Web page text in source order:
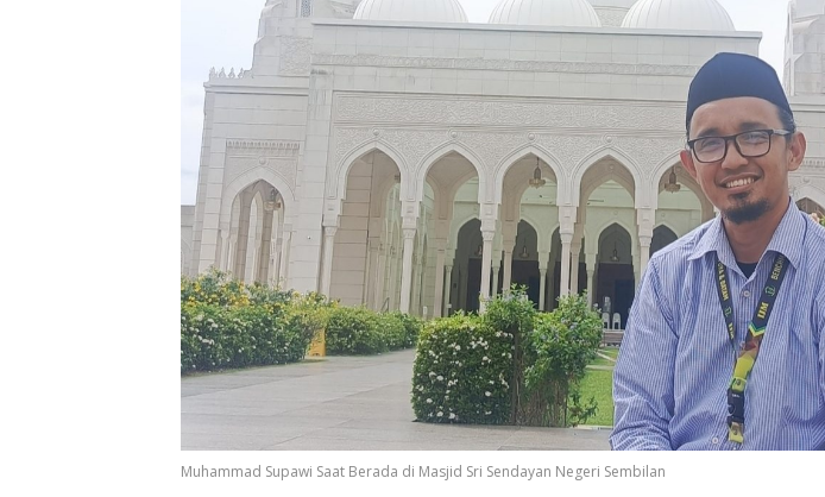
Muhammad Supawi Saat Berada di Masjid Sri Sendayan Negeri Sembilan